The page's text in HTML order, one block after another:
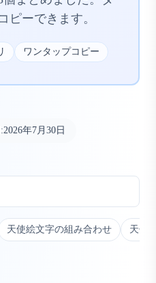
ピーできます。
ワンタップコピー
2026年7月30日
天使絵文字の組み合わせ 天使